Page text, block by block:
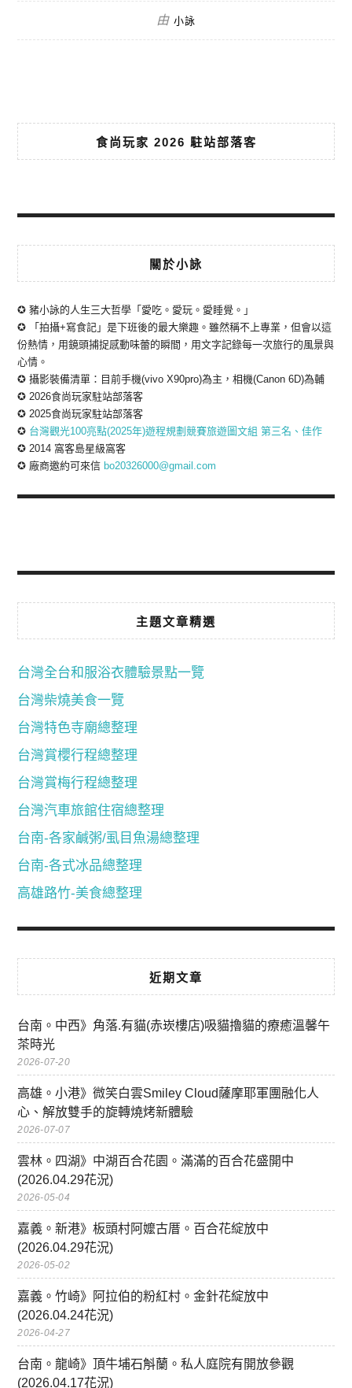
由 小詠
食尚玩家 2026 駐站部落客
關於小詠
✪ 豬小詠的人生三大哲學「愛吃。愛玩。愛睡覺。」
✪ 「拍攝+寫食記」是下班後的最大樂趣。雖然稱不上專業，但會以這
份熱情，用鏡頭捕捉感動味蕾的瞬間，用文字記錄每一次旅行的風景與
心情。
✪ 攝影裝備清單：目前手機(vivo X90pro)為主，相機(Canon 6D)為輔
✪ 2026食尚玩家駐站部落客
✪ 2025食尚玩家駐站部落客
✪ 台灣觀光100亮點(2025年)遊程規劃競賽旅遊圖文組 第三名、佳作
✪ 2014 窩客島星級窩客
✪ 廠商邀約可來信 bo20326000@gmail.com
主題文章精選
台灣全台和服浴衣體驗景點一覽
台灣柴燒美食一覽
台灣特色寺廟總整理
台灣賞櫻行程總整理
台灣賞梅行程總整理
台灣汽車旅館住宿總整理
台南-各家鹹粥/虱目魚湯總整理
台南-各式冰品總整理
高雄路竹-美食總整理
近期文章
台南。中西》角落.有貓(赤崁樓店)吸貓擼貓的療癒溫馨午
茶時光
2026-07-20
高雄。小港》微笑白雲Smiley Cloud薩摩耶軍團融化人
心、解放雙手的旋轉燒烤新體驗
2026-07-07
雲林。四湖》中湖百合花園。滿滿的百合花盛開中
(2026.04.29花況)
2026-05-04
嘉義。新港》板頭村阿嬤古厝。百合花綻放中
(2026.04.29花況)
2026-05-02
嘉義。竹崎》阿拉伯的粉紅村。金針花綻放中
(2026.04.24花況)
2026-04-27
台南。龍崎》頂牛埔石斛蘭。私人庭院有開放參觀
(2026.04.17花況)